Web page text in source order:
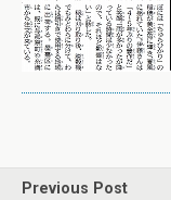
Previous Post